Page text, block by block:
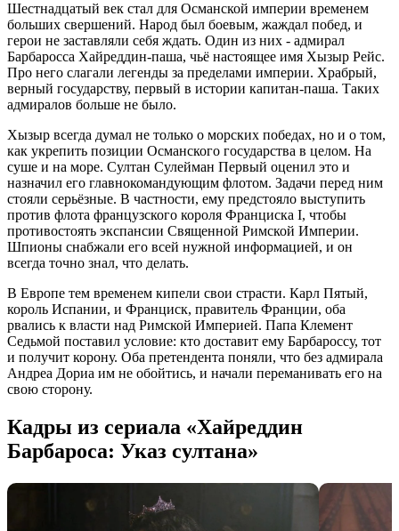
Шестнадцатый век стал для Османской империи временем
больших свершений. Народ был боевым, жаждал побед, и
герои не заставляли себя ждать. Один из них - адмирал
Барбаросса Хайреддин-паша, чьё настоящее имя Хызыр Рейс.
Про него слагали легенды за пределами империи. Храбрый,
верный государству, первый в истории капитан-паша. Таких
адмиралов больше не было.
Хызыр всегда думал не только о морских победах, но и о том,
как укрепить позиции Османского государства в целом. На
суше и на море. Султан Сулейман Первый оценил это и
назначил его главнокомандующим флотом. Задачи перед ним
стояли серьёзные. В частности, ему предстояло выступить
против флота французского короля Франциска I, чтобы
противостоять экспансии Священной Римской Империи.
Шпионы снабжали его всей нужной информацией, и он
всегда точно знал, что делать.
В Европе тем временем кипели свои страсти. Карл Пятый,
король Испании, и Франциск, правитель Франции, оба
рвались к власти над Римской Империей. Папа Клемент
Седьмой поставил условие: кто доставит ему Барбароссу, тот
и получит корону. Оба претендента поняли, что без адмирала
Андреа Дориа им не обойтись, и начали переманивать его на
свою сторону.
Кадры из сериала «Хайреддин
Барбароса: Указ султана»